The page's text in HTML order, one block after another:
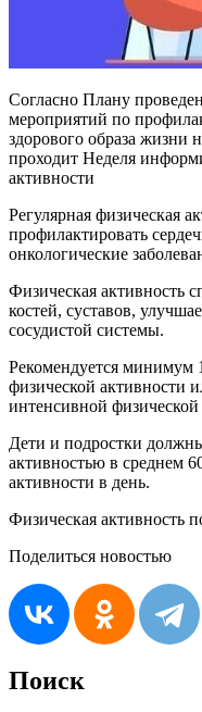
Согласно Плану
мероприятий по
здорового образа жизни
проходит Неделя
активности
Регулярная физическая
профилактировать
онкологические
Физическая активность
костей, суставов,
сосудистой системы.
Рекомендуется минимум
физической активности
интенсивной
Дети и подростки
активностью в среднем
активности в день.
Физическая активность
Поделиться новостью
Поиск